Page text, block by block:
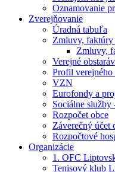
Oznamovanie
Zverejňovanie
Úradná tabuľa
Zmluvy,
Zmluvy,
Verejné
Profil verejného
VZN
Eurofondy a
Sociálne
Rozpočet obce
Záverečný účet
Rozpočtové
Organizácie
1. OFC
Tenisový klub